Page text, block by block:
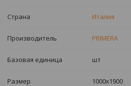
Страна Италия
Производитель PRIMERA
Базовая единица шт
Размер 1000х1900